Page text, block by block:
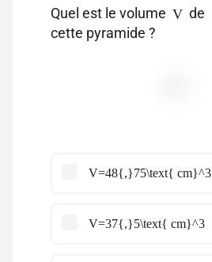
Quel est le volume V de
cette pyramide ?
V=48{,}75\text{ cm}^3
V=37{,}5\text{ cm}^3